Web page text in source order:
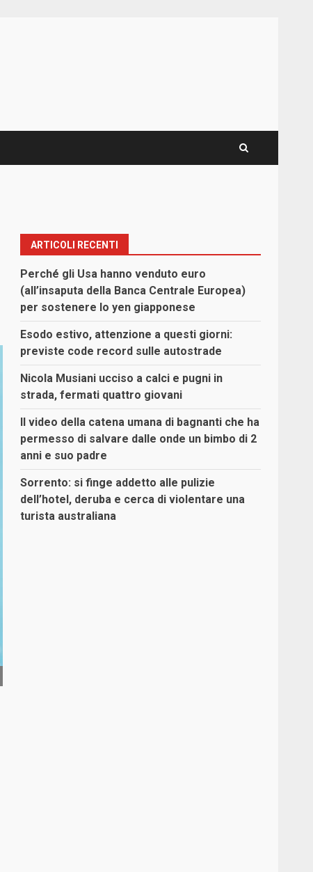
ARTICOLI RECENTI
Perché gli Usa hanno venduto euro
(all’insaputa della Banca Centrale Europea)
per sostenere lo yen giapponese
Esodo estivo, attenzione a questi giorni:
previste code record sulle autostrade
Nicola Musiani ucciso a calci e pugni in
strada, fermati quattro giovani
Il video della catena umana di bagnanti che ha
permesso di salvare dalle onde un bimbo di 2
anni e suo padre
Sorrento: si finge addetto alle pulizie
dell’hotel, deruba e cerca di violentare una
turista australiana